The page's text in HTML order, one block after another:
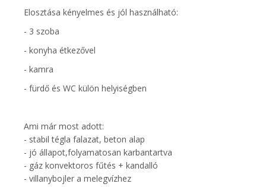
Elosztása kényelmes és jól használható:
- 3 szoba
- konyha étkezővel
- kamra
- fürdő és WC külön helyiségben
Ami már most adott:
- stabil tégla falazat, beton alap
- jó állapot,folyamatosan karbantartva
- gáz konvektoros fűtés + kandalló
- villanybojler a melegvízhez